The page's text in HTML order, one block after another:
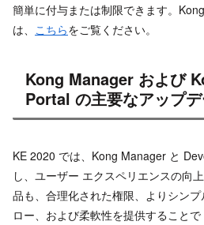
簡単に付与または制限できます。
は、 こちらをご覧ください。
Kong Manager および
Portal の主要なアップデ
KE 2020 では、Kong Manager と
し、ユーザー エクスペリエンスの向
品も、合理化された権限、よりシン
ロー、および柔軟性を提供すること